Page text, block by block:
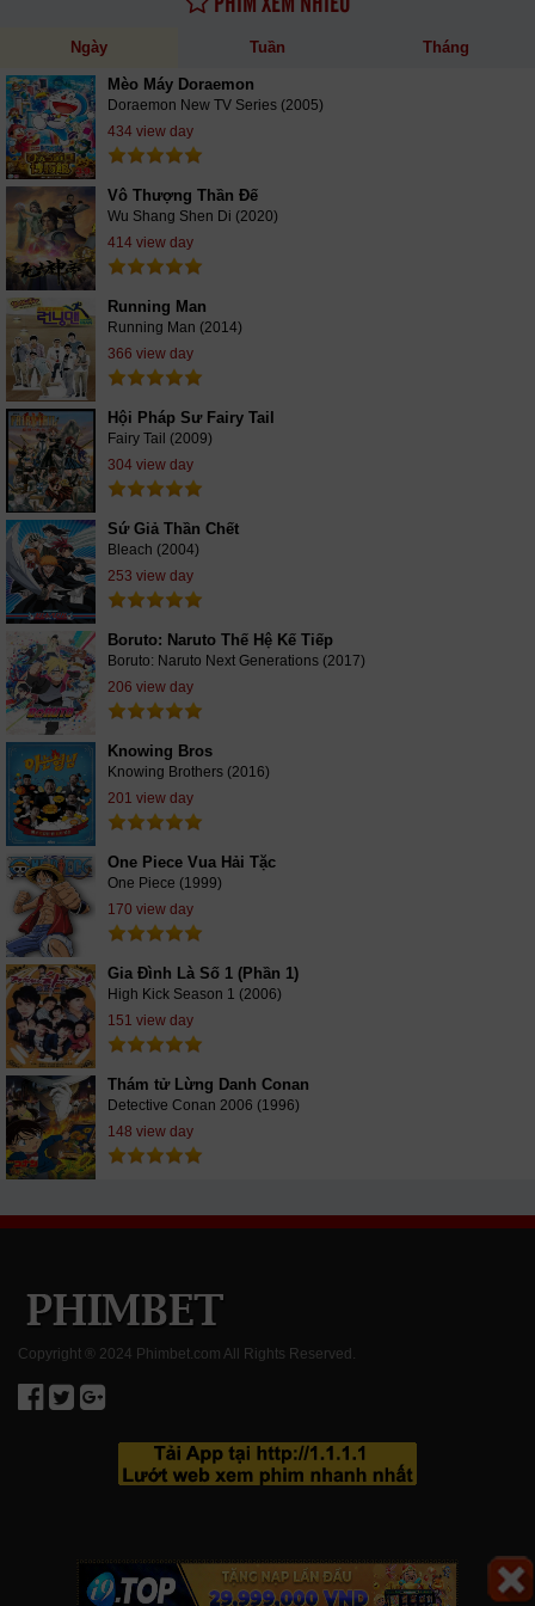
Ngày Tuần Tháng
Mèo Máy Doraemon
Doraemon New TV Series (2005)
434 view day
Vô Thượng Thần Đế
Wu Shang Shen Di (2020)
414 view day
Running Man
Running Man (2014)
366 view day
Hội Pháp Sư Fairy Tail
Fairy Tail (2009)
304 view day
Sứ Giả Thần Chết
Bleach (2004)
253 view day
Boruto: Naruto Thế Hệ Kế Tiếp
Boruto: Naruto Next Generations (2017)
206 view day
Knowing Bros
Knowing Brothers (2016)
201 view day
One Piece Vua Hải Tặc
One Piece (1999)
170 view day
Gia Đình Là Số 1 (Phần 1)
High Kick Season 1 (2006)
151 view day
Thám tử Lừng Danh Conan
Detective Conan 2006 (1996)
148 view day
Copyright ® 2024 Phimbet.com All Rights Reserved.